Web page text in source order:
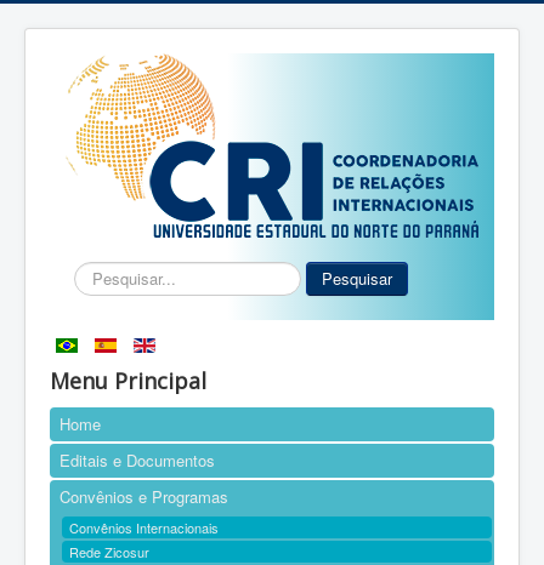
Pesquisar... Pesquisar
Menu Principal
Home
Editais e Documentos
Convênios e Programas
Convênios Internacionais
Rede Zicosur